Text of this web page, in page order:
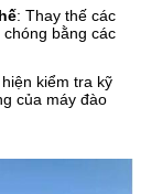
: Thay thế các
bằng các
kiểm tra kỹ
của máy đào